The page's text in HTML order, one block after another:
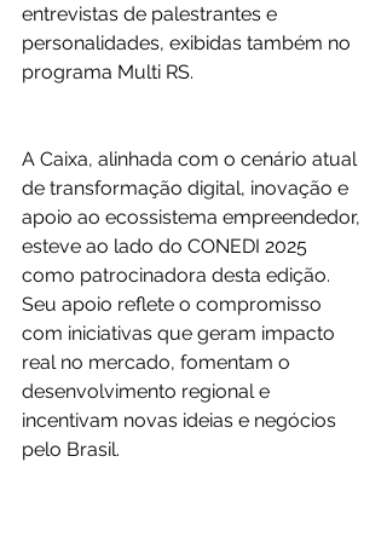
entrevistas de palestrantes e
personalidades, exibidas também no
programa Multi RS.
A Caixa, alinhada com o cenário atual
de transformação digital, inovação e
apoio ao ecossistema empreendedor,
esteve ao lado do CONEDI 2025
como patrocinadora desta edição.
Seu apoio reflete o compromisso
com iniciativas que geram impacto
real no mercado, fomentam o
desenvolvimento regional e
incentivam novas ideias e negócios
pelo Brasil.